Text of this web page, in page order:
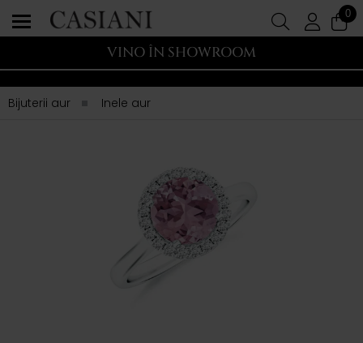
0
VINO ÎN SHOWROOM
Bijuterii aur Inele aur